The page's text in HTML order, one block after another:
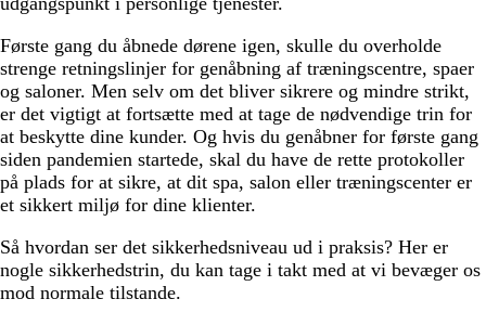
Første gang du åbnede dørene igen, skulle du overholde
strenge retningslinjer for genåbning af træningscentre, spaer
og saloner. Men selv om det bliver sikrere og mindre strikt,
er det vigtigt at fortsætte med at tage de nødvendige trin for
at beskytte dine kunder. Og hvis du genåbner for første gang
siden pandemien startede, skal du have de rette protokoller
på plads for at sikre, at dit spa, salon eller træningscenter er
et sikkert miljø for dine klienter.
Så hvordan ser det sikkerhedsniveau ud i praksis? Her er
nogle sikkerhedstrin, du kan tage i takt med at vi bevæger os
mod normale tilstande.